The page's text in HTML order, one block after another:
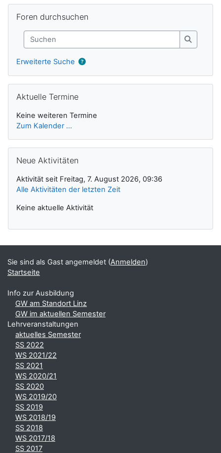
Foren durchsuchen
Suchen
Suchen
Erweiterte Suche
Aktuelle Termine
Keine weiteren Termine
Zum Kalender ...
Neue Aktivitäten
Aktivität seit Freitag, 7. August 2026, 09:36
Alle Aktivitäten der letzten Zeit
Keine aktuelle Aktivität
Sie sind als Gast angemeldet (Anmelden)
Startseite
Info zur Ausbildung
GW am Standort Linz
GW im aktuellen Semester
Lehrveranstaltungen
aktuelles Semester
SS 2022
WS 2021/22
SS 2021
WS 2020/21
SS 2020
WS 2019/20
SS 2019
WS 2018/19
SS 2018
WS 2017/18
SS 2017